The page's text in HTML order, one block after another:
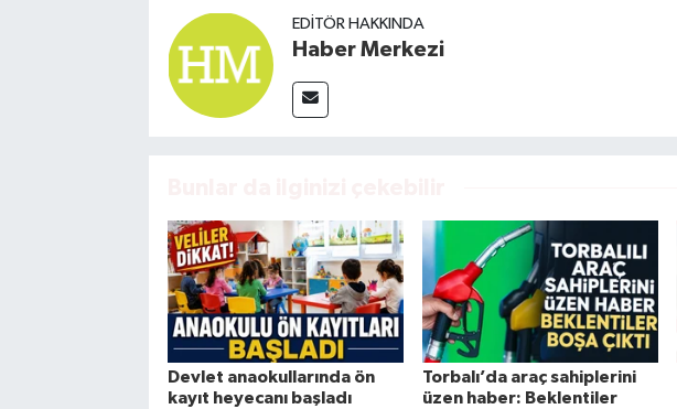
EDITÖR HAKKINDA
Haber Merkezi
Devlet anaokullarında ön
kayıt heyecanı başladı
Torbalı’da araç sahiplerini
üzen haber: Beklentiler